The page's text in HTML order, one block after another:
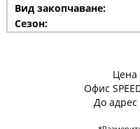
Вид закопчаване:
Сезон:
Цена
Офис
До адрес